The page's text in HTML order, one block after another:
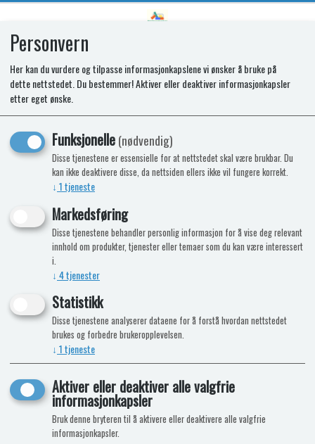
SR DRAWER DIVIDER T2160/2175
Personvern
Her kan du vurdere og tilpasse informasjonkapslene vi ønsker å bruke på
dette nettstedet. Du bestemmer! Aktiver eller deaktiver informasjonkapsler
etter eget ønske.
Funksjonelle(nødvendig)
Disse tjenestene er essensielle for at nettstedet skal være brukbar. Du
kan ikke deaktivere disse, da nettsiden ellers ikke vil fungere korrekt.
↓ 1tjeneste
Markedsføring
Disse tjenestene behandler personlig informasjon for å vise deg relevant
innhold om produkter, tjenester eller temaer som du kan være interessert
i.
↓ 4tjenester
Statistikk
Disse tjenestene analyserer dataene for å forstå hvordan nettstedet
brukes og forbedre brukeropplevelsen.
↓ 1tjeneste
Aktiver eller deaktiver alle valgfrie
informasjonkapsler
Bruk denne bryteren til å aktivere eller deaktivere alle valgfrie
informasjonkapsler.